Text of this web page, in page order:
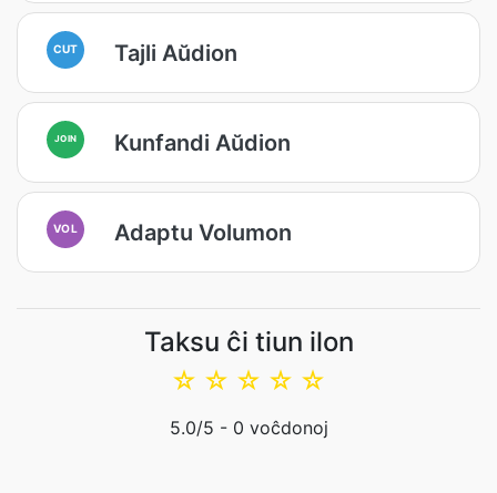
CUT Tajli Aŭdion
JOIN Kunfandi Aŭdion
VOL Adaptu Volumon
Taksu ĉi tiun ilon
☆
☆
☆
☆
☆
5.0/5 - 0 voĉdonoj